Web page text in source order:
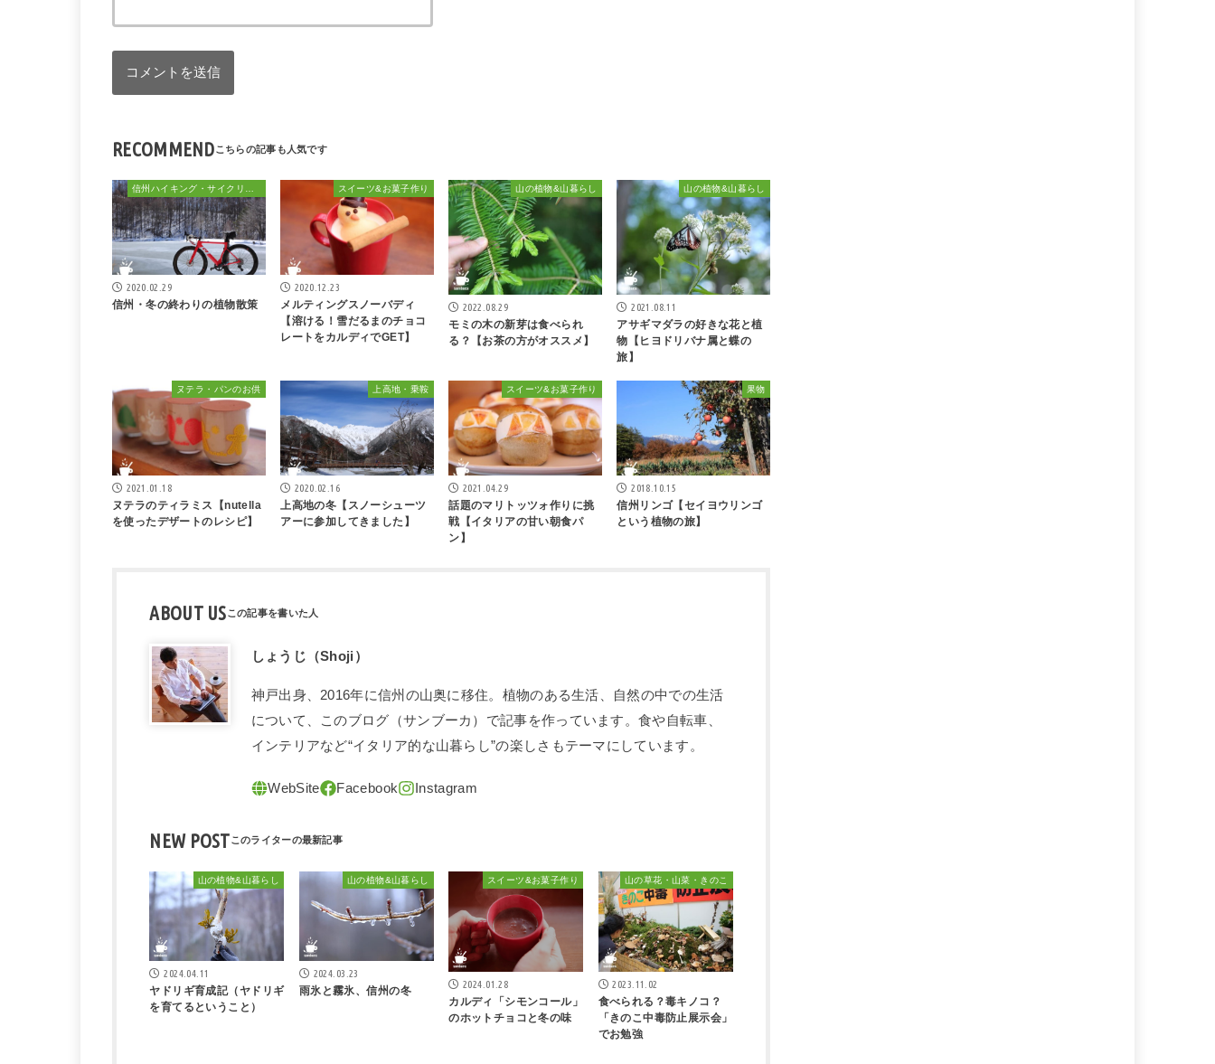
RECOMMEND
2020.02.29
信州・冬の終わりの植物散策
スイーツ&お菓子作り
2020.12.23
メルティングスノーバディ
【溶ける！雪だるまのチョコ
レートをカルディでGET】
山の植物&山暮らし
2022.08.29
モミの木の新芽は食べられ
る？【お茶の方がオススメ】
山の植物&山暮らし
2021.08.11
アサギマダラの好きな花と植
物【ヒヨドリバナ属と蝶の
旅】
ヌテラ・パンのお供
2021.01.18
ヌテラのティラミス【nutella
を使ったデザートのレシピ】
上高地・乗鞍
2020.02.16
上高地の冬【スノーシューツ
アーに参加してきました】
スイーツ&お菓子作り
2021.04.29
話題のマリトッツォ作りに挑
戦【イタリアの甘い朝食パ
ン】
果物
2018.10.15
信州リンゴ【セイヨウリンゴ
という植物の旅】
ABOUT US
しょうじ（Shoji）
神戸出身、2016年に信州の山奥に移住。植物のある生活、自然の中での生活
について、このブログ（サンブーカ）で記事を作っています。食や自転車、
インテリアなど“イタリア的な山暮らし”の楽しさもテーマにしています。
NEW POST
山の植物&山暮らし
2024.04.11
ヤドリギ育成記（ヤドリギ
を育てるということ）
山の植物&山暮らし
2024.03.23
雨氷と霧氷、信州の冬
スイーツ&お菓子作り
2024.01.28
カルディ「シモンコール」
のホットチョコと冬の味
山の草花・山菜・きのこ
2023.11.02
食べられる？毒キノコ？
「きのこ中毒防止展示会」
でお勉強